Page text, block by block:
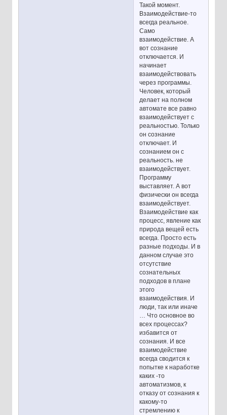
Такой момент.
Взаимодействие-то
всегда реальное.
Само
взаимодействие. А
вот сознание
отключается. И
начинает
взаимодействовать
через программы.
Человек, который
делает на полном
автомате все равно
взаимодействует с
реальностью. Только
он сознание
отключает. И
сознанием он с
реальность. не
взаимодействует.
Программу
выставляет. А вот
физически он всегда
взаимодействует.
Взаимодействие как
процесс, явление как
природа вещей есть
всегда. Просто есть
разные подходы. И в
данном случае это
отсутствие
сознательных
подходов в плане
этого
взаимодействия. И
люди, так или иначе
… Что основное во
всех процессах?
избавится от
сознания. И все
взаимодействие
всегда сводится к
попытке к наработке
каких -то
автоматизмов, к
отказу от сознания к
какому-то
стремлению к